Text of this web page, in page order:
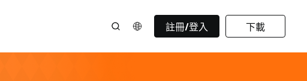
註冊/登入 下載